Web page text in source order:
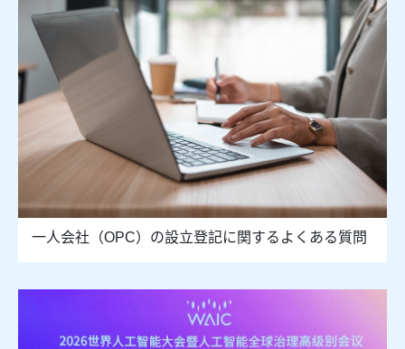
一人会社（OPC）の設立登記に関するよくある質問